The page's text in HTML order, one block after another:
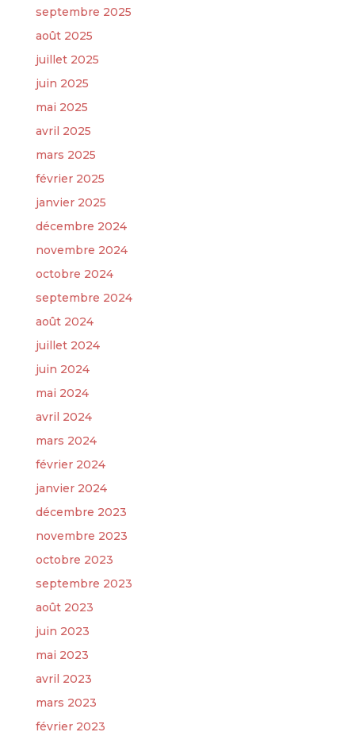
septembre 2025
août 2025
juillet 2025
juin 2025
mai 2025
avril 2025
mars 2025
février 2025
janvier 2025
décembre 2024
novembre 2024
octobre 2024
septembre 2024
août 2024
juillet 2024
juin 2024
mai 2024
avril 2024
mars 2024
février 2024
janvier 2024
décembre 2023
novembre 2023
octobre 2023
septembre 2023
août 2023
juin 2023
mai 2023
avril 2023
mars 2023
février 2023